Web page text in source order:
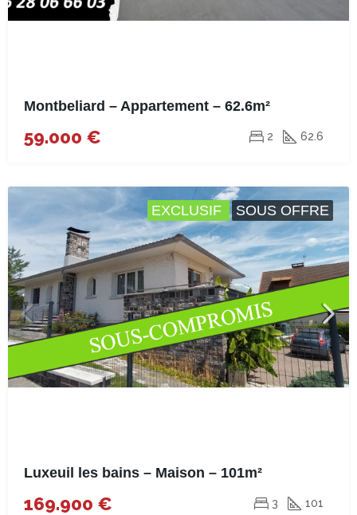
Montbeliard – Appartement – 62.6m²
59.000 € 2 62.6
EXCLUSIF SOUS OFFRE
Luxeuil les bains – Maison – 101m²
169.900 € 3 101